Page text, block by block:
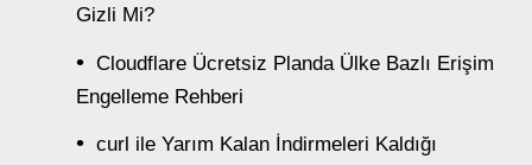
Gizli Mi?
Cloudflare Ücretsiz Planda Ülke Bazlı Erişim
Engelleme Rehberi
curl ile Yarım Kalan İndirmeleri Kaldığı